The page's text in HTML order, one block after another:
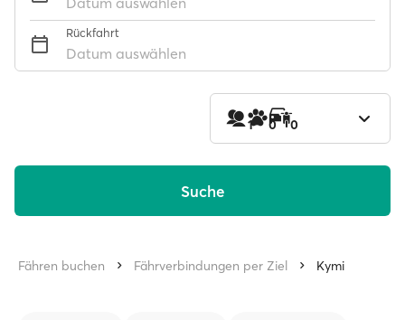
Rückfahrt
Datum auswählen
1 0 0
Suche
Fähren buchen Fährverbindungen per Ziel Kymi